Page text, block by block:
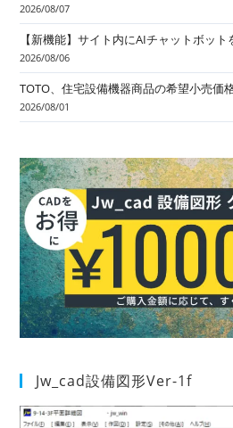
2026/08/07
【新機能】サイト内にAIチャットボット
2026/08/06
TOTO、住宅設備機器商品の希望小売価
2026/08/01
Jw_cad設備図形Ver-1f